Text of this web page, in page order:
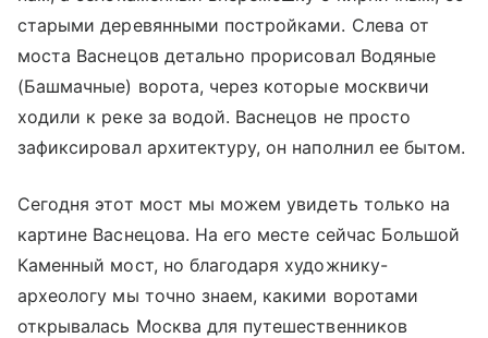
старыми деревянными постройками. Слева от
моста Васнецов детально прорисовал Водяные
(Башмачные) ворота, через которые москвичи
ходили к реке за водой. Васнецов не просто
зафиксировал архитектуру, он наполнил ее бытом.
Сегодня этот мост мы можем увидеть только на
картине Васнецова. На его месте сейчас Большой
Каменный мост, но благодаря художнику-
археологу мы точно знаем, какими воротами
открывалась Москва для путешественников